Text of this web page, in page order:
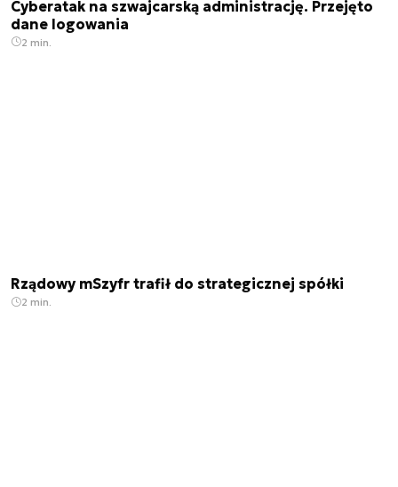
Cyberatak na szwajcarską administrację. Przejęto
dane logowania
2 min.
Rządowy mSzyfr trafił do strategicznej spółki
2 min.